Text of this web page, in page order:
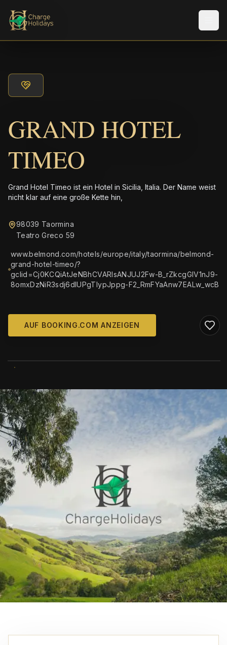
GRAND HOTEL
TIMEO
Grand Hotel Timeo ist ein Hotel in Sicilia, Italia. Der Name weist
nicht klar auf eine große Kette hin,
98039 Taormina
Teatro Greco 59
www.belmond.com/hotels/europe/italy/taormina/belmond-
grand-hotel-timeo/?
gclid=Cj0KCQiAtJeNBhCVARIsANJUJ2Fw-B_rZkcgGlV1nJ9-
8omxDzNiR3sdj6dIUPgTIypJppg-F2_RmFYaAnw7EALw_wcB
AUF BOOKING.COM ANZEIGEN